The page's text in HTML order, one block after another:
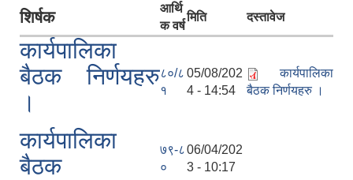
शिर्षक
आर्थि
क वर्ष
मिति दस्तावेज
कार्यपालिका
बैठक निर्णयहरु
।
८०/८
१
05/08/202
4 - 14:54
कार्यपालिका
बैठक निर्णयहरु ।
कार्यपालिका
बैठक
७९-८
०
06/04/202
3 - 10:17